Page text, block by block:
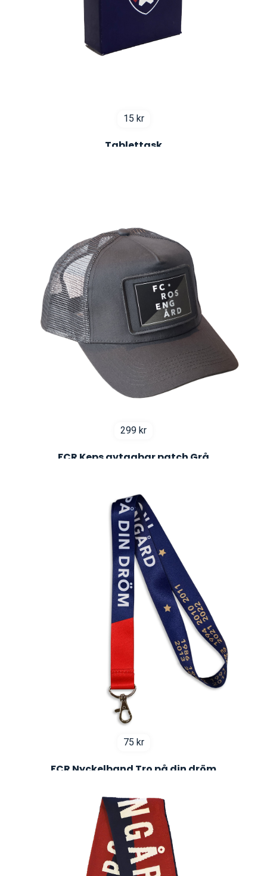
15 kr
Tablettask
299 kr
FCR Keps avtagbar patch Grå
75 kr
FCR Nyckelband Tro på din dröm